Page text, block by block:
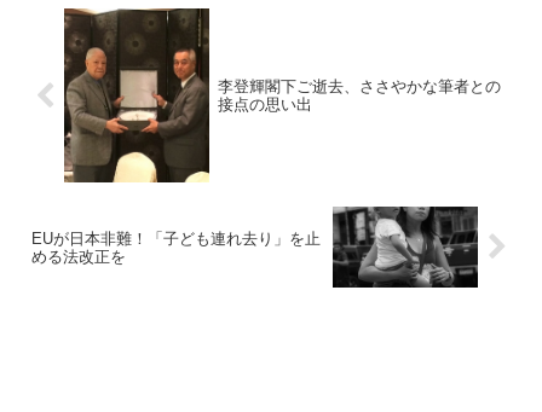
李登輝閣下ご逝去、ささやかな筆者との
接点の思い出
EUが日本非難！「子ども連れ去り」を止
める法改正を